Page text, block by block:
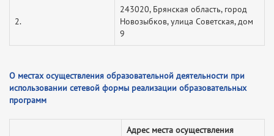
2.
243020, Брянская область, город
Новозыбков, улица Советская, дом
9
О местах осуществления образовательной деятельности при
использовании сетевой формы реализации образовательных
программ
Адрес места осуществления